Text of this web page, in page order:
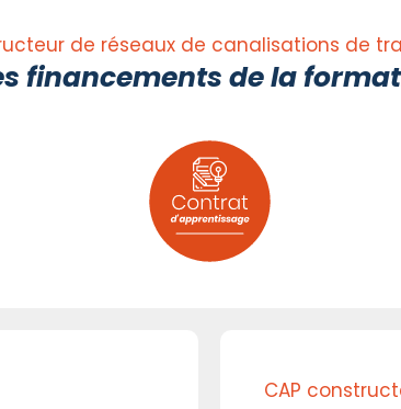
de réseaux de canalisations de
financements de la
CAP